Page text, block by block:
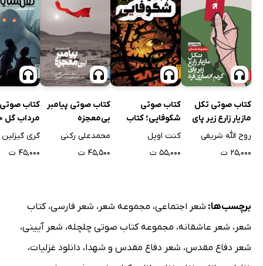
کتاب صوتی تکل
مازیار زارع زیر پای
کریم انصاری فرد
روح الله شریفی
۲۵,۰۰۰ ت
کتاب صوتی
شکوفایی؛ کتاب
اول: براندازی
کنت اوپل
۵۵,۰۰۰ ت
کتاب صوتی پیامبر
بی‌معجزه
محمدعلی رکنی
۴۵,۵۰۰ ت
کتاب
مرداب گل
گری گیزلین
۴۵,۰۰۰ ت
برچسب‌ها: شعر اجتماعی، مجموعه شعر ، شعر فارسی،کتاب
شعر ، شعر عاشقانه، مجموعه کتاب صوتی چلچله، شعر آیینی،
شعر دفاع مقدس، شعر دفاع مقدس و شهدا، دانلود غزلیات،